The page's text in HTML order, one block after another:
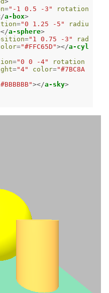
="-1 0.5 -3"
rotation
a-box>
="0 1.25 -5"
radiu
a-sphere>
="1 0.75 -3"
rad
="#FFC65D"></a-cyl
="0 0 -4"
rotation
="4" color="#7BC8A
></a-sky>